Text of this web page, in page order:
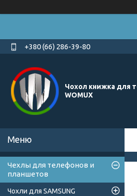
+380 (66) 286-39-80
Чохол книжка для
WOMUX
Чехлы для телефонов и
планшетов
Чохли для SAMSUNG